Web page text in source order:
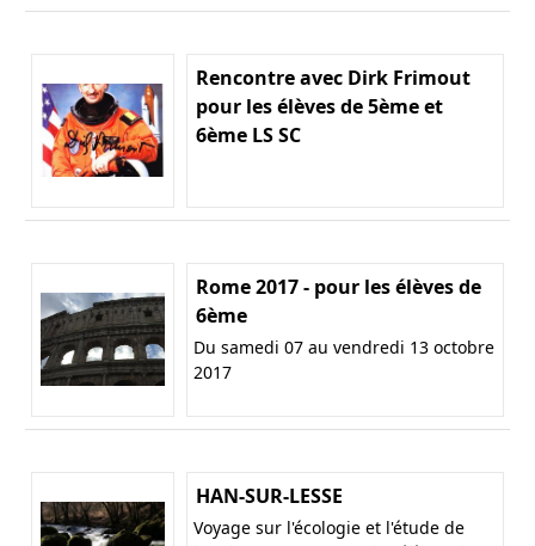
Rencontre avec Dirk Frimout
pour les élèves de 5ème et
6ème LS SC
Rome 2017 - pour les élèves de
6ème
Du samedi 07 au vendredi 13 octobre
2017
HAN-SUR-LESSE
Voyage sur l'écologie et l'étude de